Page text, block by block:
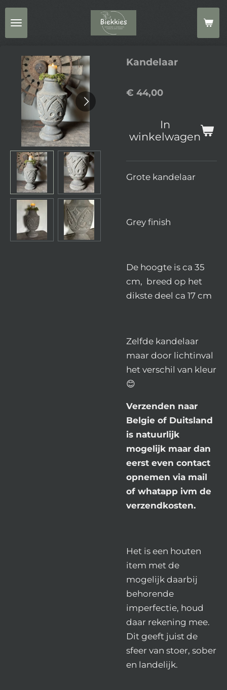
Ga
direct
naar
hoofdinhoud
Kandelaar
€ 44,00
In
winkelwagen
Grote kandelaar
Grey finish
De hoogte is ca 35
cm, breed op het
dikste deel ca 17 cm
Zelfde kandelaar
maar door lichtinval
het verschil van kleur
😊
Verzenden naar
Belgie of Duitsland
is natuurlijk
mogelijk maar dan
eerst even contact
opnemen via mail
of whatapp ivm de
verzendkosten.
Het is een houten
item met de
mogelijk daarbij
behorende
imperfectie, houd
daar rekening mee.
Dit geeft juist de
sfeer van stoer, sober
en landelijk.